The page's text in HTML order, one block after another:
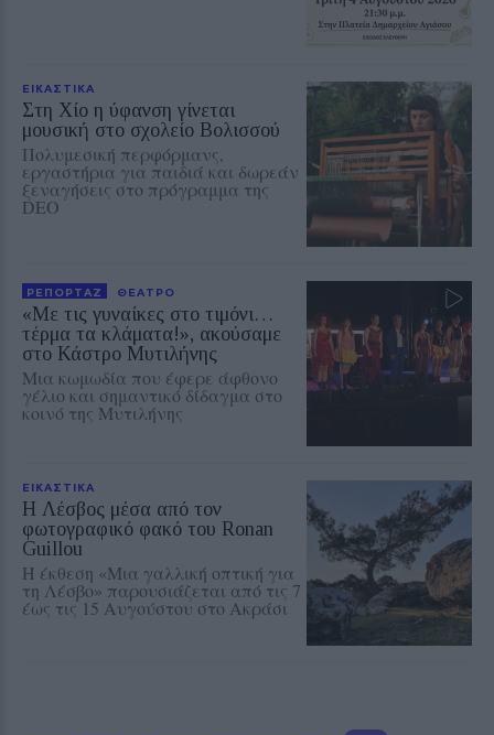
ΕΙΚΑΣΤΙΚΑ
Στη Χίο η ύφανση γίνεται
μουσική στο σχολείο Βολισσού
Πολυμεσική περφόρμανς,
εργαστήρια για παιδιά και δωρεάν
ξεναγήσεις στο πρόγραμμα της
DEO
ΡΕΠΟΡΤΑΖ ΘΕΑΤΡΟ
«Με τις γυναίκες στο τιμόνι…
τέρμα τα κλάματα!», ακούσαμε
στο Κάστρο Μυτιλήνης
Μια κωμωδία που έφερε άφθονο
γέλιο και σημαντικό δίδαγμα στο
κοινό της Μυτιλήνης
ΕΙΚΑΣΤΙΚΑ
Η Λέσβος μέσα από τον
φωτογραφικό φακό του Ronan
Guillou
Η έκθεση «Μια γαλλική οπτική για
τη Λέσβο» παρουσιάζεται από τις 7
έως τις 15 Αυγούστου στο Ακράσι